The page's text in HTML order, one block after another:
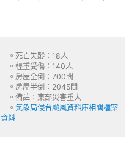
。死亡失蹤：18人
。輕重受傷：140人
。房屋全倒：700間
。房屋半倒：2045間
。備註：東部災害重大
。氣象局侵台颱風資料庫相關檔案
資料